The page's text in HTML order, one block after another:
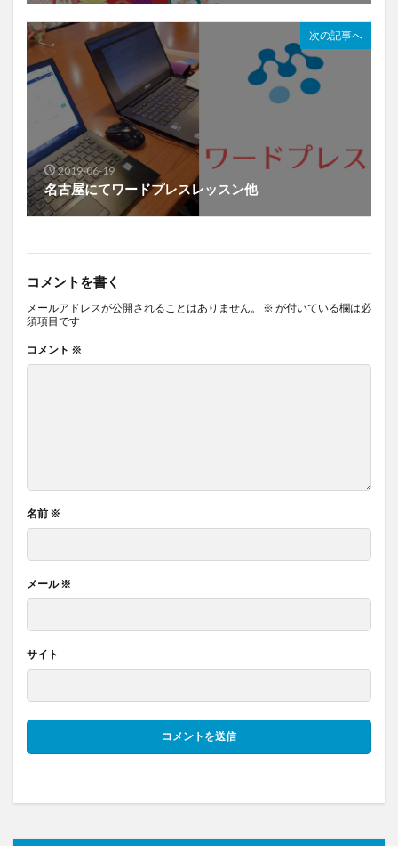
次の記事へ
2019-06-19
名古屋にてワードプレスレッスン他
コメントを書く
メールアドレスが公開されることはありません。 ※ が付いている欄は必
須項目です
コメント ※
名前 ※
メール※
サイト